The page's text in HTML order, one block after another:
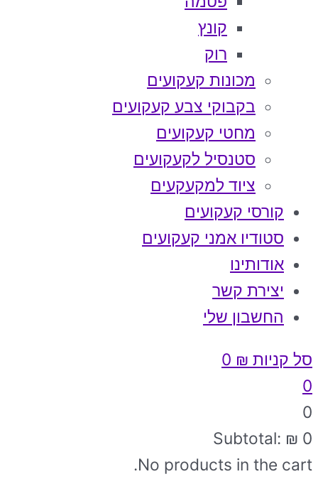
קונץ
רוק
מכונות קעקועים
בקבוקי צבע קעקועים
מחטי קעקועים
סטנסיל לקעקועים
ציוד למקעקעים
קורסי קעקועים
סטודיו אמני קעקועים
אודותינו
יצירת קשר
החשבון שלי
סל קניות ₪
0
0
Subtotal: ₪ 0
No products in the cart.